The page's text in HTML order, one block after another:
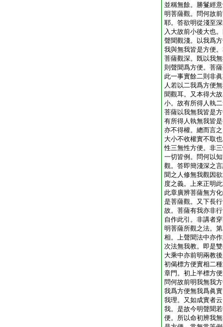
並稱無餘。勝鬘經
明菩薩觀。問何故
耶。答欲明從淺至
入大故前小後大也
聲聞觀淺。以我爲
我與無我皆是方便
菩薩觀深。既以我
則聲聞爲方便。菩
此一事實餘二則非
人若以二我爲方便
聞觀耳。又本得大
小。故有所得人執
菩薩以我無我皆是
有所得人執無我皆
亦不得權。總而言
大小不收權實不取
性三無性方便。非
一切皆例。問何以
觀。答即簡淺深之
聞之人修無我觀因
度之義。上來正明
此章廣辨菩薩無方
是菩薩觀。又下長
故。菩薩有我亦非
自作此引。非講者
明菩薩所觀之法。
相。上聲聞法中亦
次法無我教。即是
大乘中亦前明兩教
初偈標方便實相二
章門。初上半標方
問何故前明我無我
我爲方便無我爲眞
我理。又如成實者
我。是故今明聲聞
便。所以命初辨我